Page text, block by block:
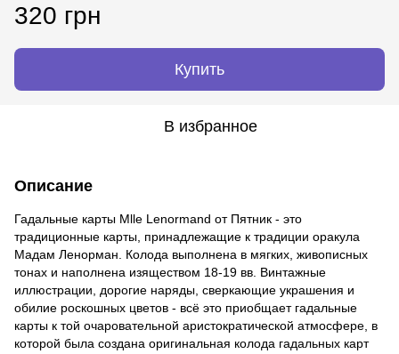
320 грн
Купить
В избранное
Описание
Гадальные карты Mlle Lenormand от Пятник - это
традиционные карты, принадлежащие к традиции оракула
Мадам Ленорман. Колода выполнена в мягких, живописных
тонах и наполнена изяществом 18-19 вв. Винтажные
иллюстрации, дорогие наряды, сверкающие украшения и
обилие роскошных цветов - всё это приобщает гадальные
карты к той очаровательной аристократической атмосфере, в
которой была создана оригинальная колода гадальных карт